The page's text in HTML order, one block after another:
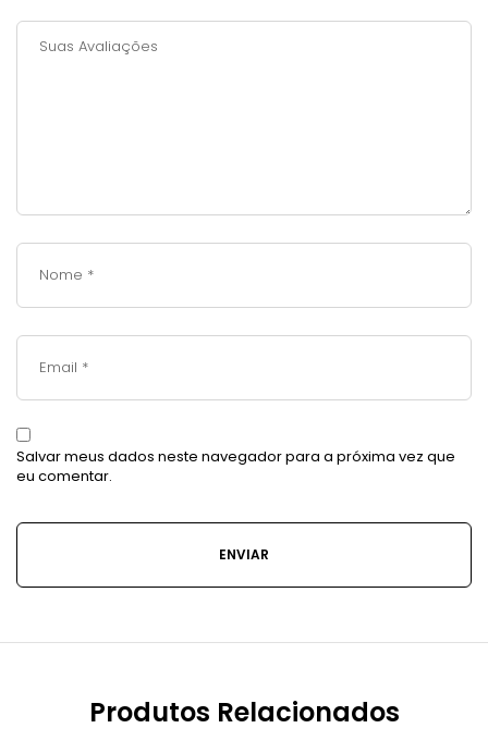
Salvar meus dados neste navegador para a próxima vez que
eu comentar.
Produtos Relacionados